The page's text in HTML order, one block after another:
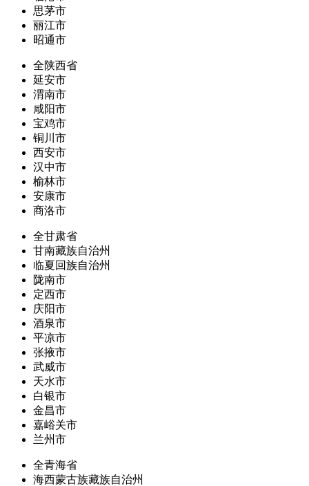
思茅市
丽江市
昭通市
全陕西省
延安市
渭南市
咸阳市
宝鸡市
铜川市
西安市
汉中市
榆林市
安康市
商洛市
全甘肃省
甘南藏族自治州
临夏回族自治州
陇南市
定西市
庆阳市
酒泉市
平凉市
张掖市
武威市
天水市
白银市
金昌市
嘉峪关市
兰州市
全青海省
海西蒙古族藏族自治州